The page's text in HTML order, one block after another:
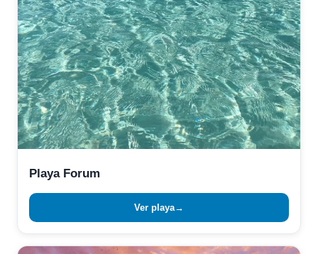
Playa Forum
Ver playa→